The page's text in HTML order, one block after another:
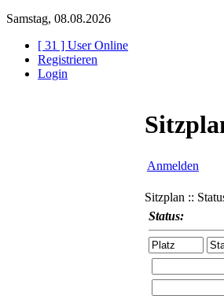
Samstag, 08.08.2026
[ 31 ] User Online
Registrieren
Login
Anmelden
Sitzplan ::
Status: